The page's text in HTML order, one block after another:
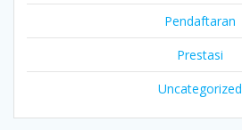
Pendaftaran
Prestasi
Uncategorized